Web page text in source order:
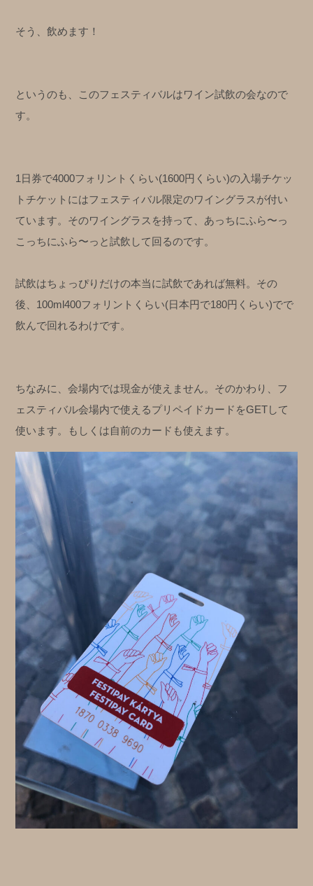
そう、飲めます！
というのも、このフェスティバルはワイン試飲の会なので
す。
1日券で4000フォリントくらい(1600円くらい)の入場チケッ
トチケットにはフェスティバル限定のワイングラスが付い
ています。そのワイングラスを持って、あっちにふら〜っ
こっちにふら〜っと試飲して回るのです。
試飲はちょっぴりだけの本当に試飲であれば無料。その
後、100ml400フォリントくらい(日本円で180円くらい)でで
飲んで回れるわけです。
ちなみに、会場内では現金が使えません。そのかわり、フ
ェスティバル会場内で使えるプリペイドカードをGETして
使います。もしくは自前のカードも使えます。